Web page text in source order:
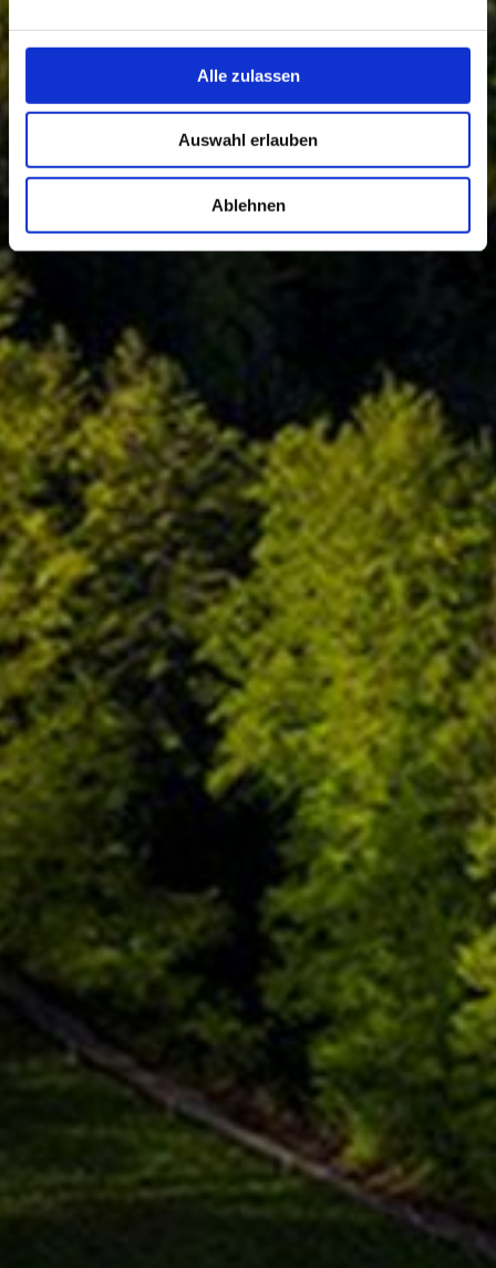
Alle zulassen
Auswahl erlauben
Ablehnen